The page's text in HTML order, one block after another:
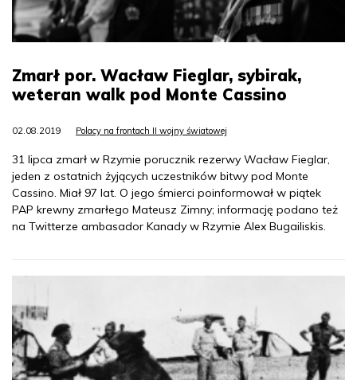
Zmarł por. Wacław Fieglar, sybirak,
weteran walk pod Monte Cassino
02.08.2019 Polacy na frontach II wojny światowej
31 lipca zmarł w Rzymie porucznik rezerwy Wacław Fieglar,
jeden z ostatnich żyjących uczestników bitwy pod Monte
Cassino. Miał 97 lat. O jego śmierci poinformował w piątek
PAP krewny zmarłego Mateusz Zimny; informację podano też
na Twitterze ambasador Kanady w Rzymie Alex Bugailiskis.